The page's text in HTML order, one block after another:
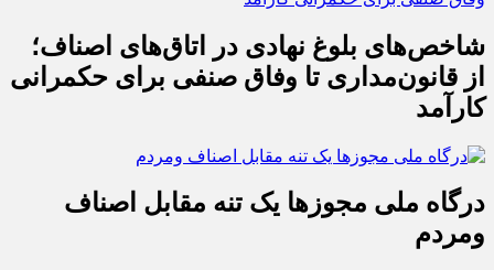
شاخص‌های بلوغ نهادی در اتاق‌های اصناف؛
از قانون‌مداری تا وفاق صنفی برای حکمرانی
کارآمد
درگاه ملی مجوزها یک تنه مقابل اصناف
ومردم